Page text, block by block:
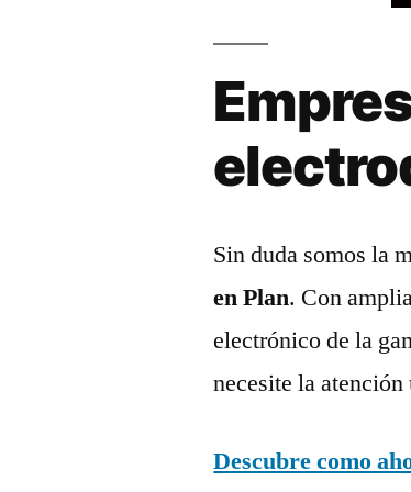
Sin duda somos la
en Plan. Con
electrónico de la
necesite la atención
Descubre como